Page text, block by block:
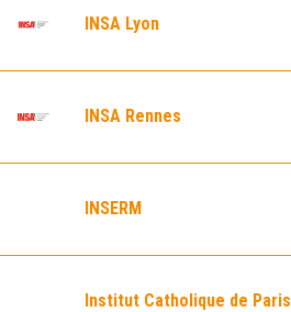
INSA Lyon
INSA Rennes
INSERM
Institut Catholique de Paris